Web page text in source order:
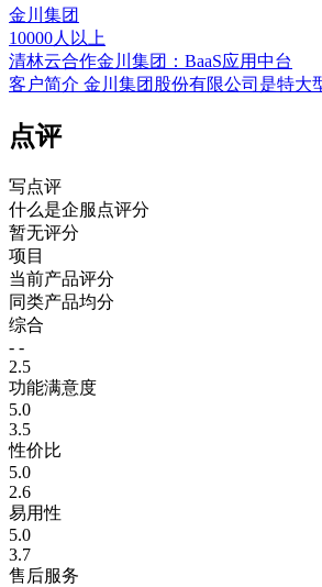
金川集团
10000人以上
清林云合作金川集团：BaaS应用中台
客户简介 金川集团股份有限公司是特
点评
写点评
什么是企服点评分
暂无评分
项目
当前产品评分
同类产品均分
综合
- -
2.5
功能满意度
5.0
3.5
性价比
5.0
2.6
易用性
5.0
3.7
售后服务